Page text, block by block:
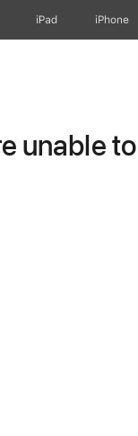
iPad iPhone
unable